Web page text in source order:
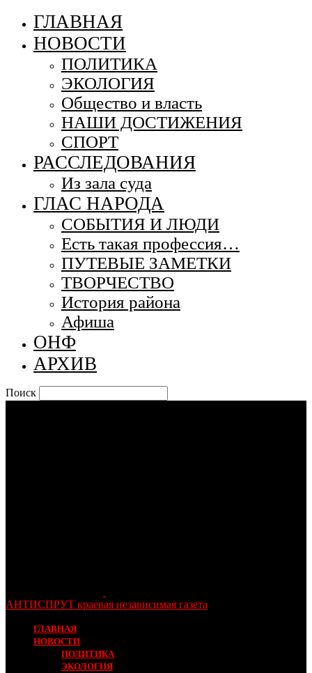
ГЛАВНАЯ
НОВОСТИ
ПОЛИТИКА
ЭКОЛОГИЯ
Общество и власть
НАШИ ДОСТИЖЕНИЯ
СПОРТ
РАССЛЕДОВАНИЯ
Из зала суда
ГЛАС НАРОДА
СОБЫТИЯ И ЛЮДИ
Есть такая профессия…
ПУТЕВЫЕ ЗАМЕТКИ
ТВОРЧЕСТВО
История района
Афиша
ОНФ
АРХИВ
Поиск
АНТИСПРУТ краевая независимая газета
ГЛАВНАЯ
НОВОСТИ
ПОЛИТИКА
ЭКОЛОГИЯ